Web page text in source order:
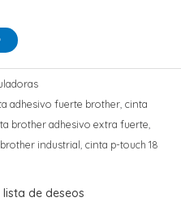
adhesivo fuerte brother cinta
brother adhesivo extra fuerte
industrial cinta p-touch 18
de deseos